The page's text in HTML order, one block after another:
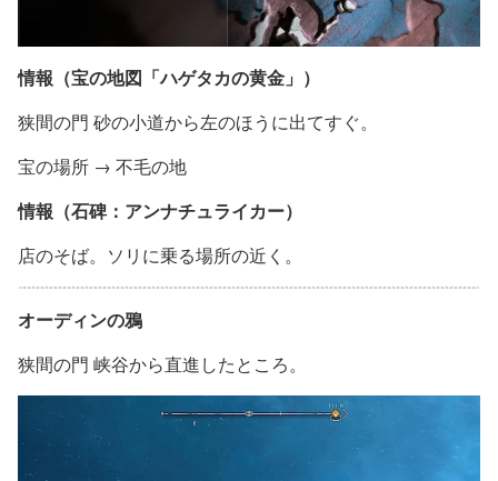
情報（宝の地図「ハゲタカの黄金」）
狭間の門 砂の小道から左のほうに出てすぐ。
宝の場所 → 不毛の地
情報（石碑：アンナチュライカー）
店のそば。ソリに乗る場所の近く。
オーディンの鴉
狭間の門 峡谷から直進したところ。